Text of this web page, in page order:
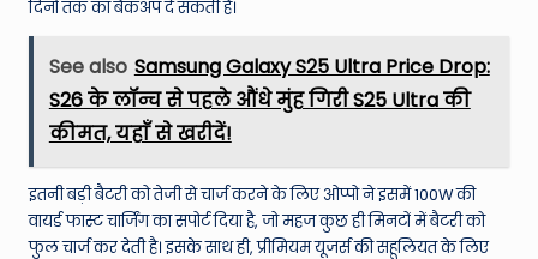
दिनों तक का बैकअप दे सकती है।
See also Samsung Galaxy S25 Ultra Price Drop:
S26 के लॉन्च से पहले औंधे मुंह गिरी S25 Ultra की
कीमत, यहाँ से खरीदें!
इतनी बड़ी बैटरी को तेजी से चार्ज करने के लिए ओप्पो ने इसमें 100W की
वायर्ड फास्ट चार्जिंग का सपोर्ट दिया है, जो महज कुछ ही मिनटों में बैटरी को
फुल चार्ज कर देती है। इसके साथ ही, प्रीमियम यूजर्स की सहूलियत के लिए